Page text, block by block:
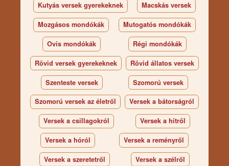
Kutyás versek gyerekeknek Macskás versek
Mozgásos mondókák Mutogatós mondókák
Ovis mondókák Régi mondókák
Rövid versek gyerekeknek Rövid állatos versek
Szenteste versek Szomorú versek
Szomorú versek az életről Versek a bátorságról
Versek a csillagokról Versek a hitről
Versek a hóról Versek a reményről
Versek a szeretetről Versek a szélről